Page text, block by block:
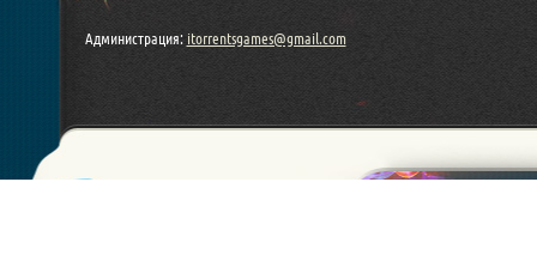
Администрация: itorrentsgames@gmail.com